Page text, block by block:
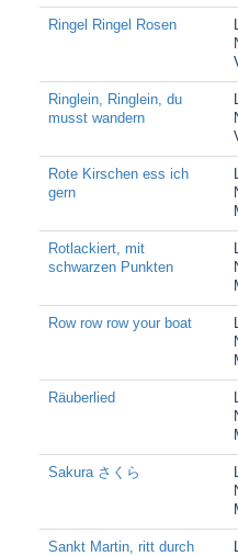
Ringel Ringel Rosen
Ringlein, Ringlein, du
musst wandern
Rote Kirschen ess ich
gern
Rotlackiert, mit
schwarzen Punkten
Row row row your boat
Räuberlied
Sakura さくら
Sankt Martin, ritt durch